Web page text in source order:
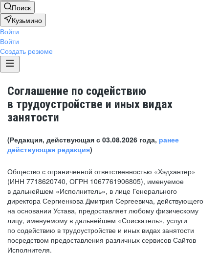
Поиск
Кузьмино
Войти
Войти
Создать резюме
Соглашение по содействию
в трудоустройстве и иных видах
занятости
(Редакция, действующая с 03.08.2026 года, ранее
действующая редакция)
Общество с ограниченной ответственностью «Хэдхантер»
(ИНН 7718620740, ОГРН 1067761906805), именуемое
в дальнейшем «Исполнитель», в лице Генерального
директора Сергиенкова Дмитрия Сергеевича, действующего
на основании Устава, предоставляет любому физическому
лицу, именуемому в дальнейшем «Соискатель», услуги
по содействию в трудоустройстве и иных видах занятости
посредством предоставления различных сервисов Сайтов
Исполнителя.